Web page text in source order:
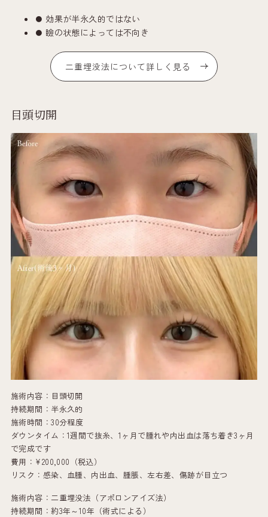
効果が半永久的ではない
瞼の状態によっては不向き
二重埋没法について詳しく見る
目頭切開
施術内容：目頭切開
持続期間：半永久的
施術時間：30分程度
ダウンタイム：1週間で抜糸、1ヶ月で腫れや内出血は落ち着き3ヶ月
で完成です
費用：¥200,000（税込）
リスク：感染、血腫、内出血、腫脹、左右差、傷跡が目立つ
施術内容：二重埋没法（アポロンアイズ法）
持続期間：約3年～10年（術式による）